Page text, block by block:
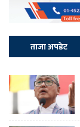
ताजा अपडेट